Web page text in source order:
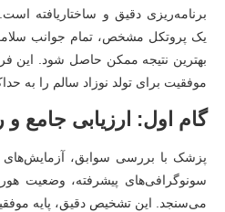
برنامه‌ریزی دقیق و ساختاریافته
یک پروتکل مشخص، تمام جوانب
بهترین نتیجه ممکن حاصل شود. این
موفقیت برای تولد نوزاد سالم را به
گام اول: ارزیابی جامع و
پزشک با بررسی سوابق، آزمایش‌های
سونوگرافی‌های پیشرفته، وضعیت
می‌سنجد. این تشخیص دقیق، پایه